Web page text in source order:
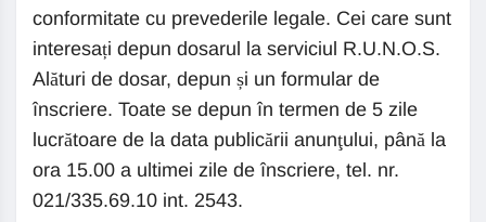
conformitate cu prevederile legale. Cei care sunt
interesați depun dosarul la serviciul R.U.N.O.S.
Alături de dosar, depun și un formular de
înscriere. Toate se depun în termen de 5 zile
lucrătoare de la data publicării anunţului, până la
ora 15.00 a ultimei zile de înscriere, tel. nr.
021/335.69.10 int. 2543.